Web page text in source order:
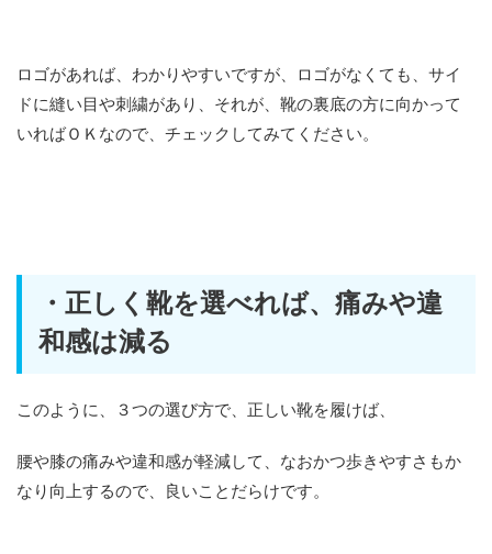
ロゴがあれば、わかりやすいですが、ロゴがなくても、サイ
ドに縫い目や刺繍があり、それが、靴の裏底の方に向かって
いればＯＫなので、チェックしてみてください。
・正しく靴を選べれば、痛みや違
和感は減る
このように、３つの選び方で、正しい靴を履けば、
腰や膝の痛みや違和感が軽減して、なおかつ歩きやすさもか
なり向上するので、良いことだらけです。